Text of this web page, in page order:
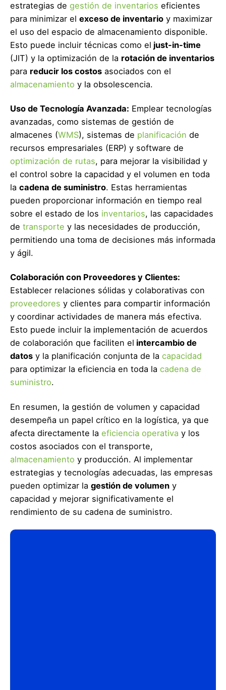
estrategias de gestión de inventarios eficientes
para minimizar el exceso de inventario y maximizar
el uso del espacio de almacenamiento disponible.
Esto puede incluir técnicas como el just-in-time
(JIT) y la optimización de la rotación de inventarios
para reducir los costos asociados con el
almacenamiento y la obsolescencia.
Uso de Tecnología Avanzada: Emplear tecnologías
avanzadas, como sistemas de gestión de
almacenes (WMS), sistemas de planificación de
recursos empresariales (ERP) y software de
optimización de rutas, para mejorar la visibilidad y
el control sobre la capacidad y el volumen en toda
la cadena de suministro. Estas herramientas
pueden proporcionar información en tiempo real
sobre el estado de los inventarios, las capacidades
de transporte y las necesidades de producción,
permitiendo una toma de decisiones más informada
y ágil.
Colaboración con Proveedores y Clientes:
Establecer relaciones sólidas y colaborativas con
proveedores y clientes para compartir información
y coordinar actividades de manera más efectiva.
Esto puede incluir la implementación de acuerdos
de colaboración que faciliten el intercambio de
datos y la planificación conjunta de la capacidad
para optimizar la eficiencia en toda la cadena de
suministro.
En resumen, la gestión de volumen y capacidad
desempeña un papel crítico en la logística, ya que
afecta directamente la eficiencia operativa y los
costos asociados con el transporte,
almacenamiento y producción. Al implementar
estrategias y tecnologías adecuadas, las empresas
pueden optimizar la gestión de volumen y
capacidad y mejorar significativamente el
rendimiento de su cadena de suministro.